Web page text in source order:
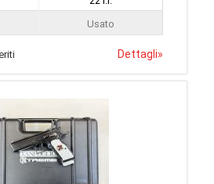
Usato
Dettagli»